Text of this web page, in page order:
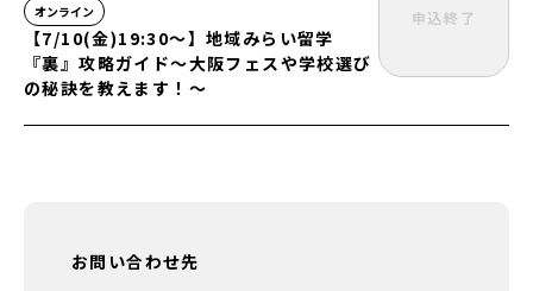
オンライン
【7/10(金)19:30〜】地域みらい留学
『裏』攻略ガイド〜大阪フェスや学校選び
の秘訣を教えます！〜
申込終了
お問い合わせ先